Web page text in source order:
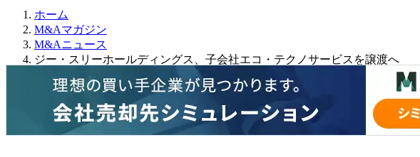
ホーム
M&Aマガジン
M&Aニュース
ジー・スリーホールディングス、子会社エコ・テクノサービスを譲渡へ